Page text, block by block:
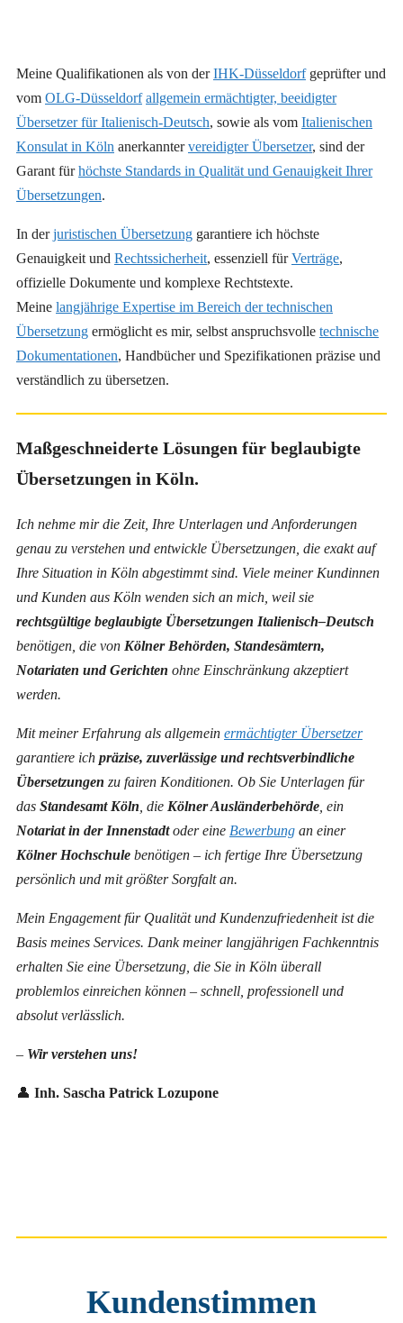
Meine Qualifikationen als von derIHK-Düsseldorfgeprüfter und
vom OLG-Düsseldorf allgemein ermächtigter, beeidigter
Übersetzer für Italienisch-Deutsch, sowie als vom Italienischen
Konsulat in Köln anerkanntervereidigter Übersetzer, sind der
Garant fürhöchste Standards in Qualität und Genauigkeit Ihrer
Übersetzungen.
In derjuristischen Übersetzung garantiere ich höchste
Genauigkeit und Rechtssicherheit, essenziell fürVerträge,
offizielle Dokumente und komplexe Rechtstexte.
Meine langjährige Expertise im Bereich der technischen
Übersetzung ermöglicht es mir, selbst anspruchsvolle technische
Dokumentationen, Handbücher und Spezifikationen präzise und
verständlich zu übersetzen.
Maßgeschneiderte Lösungen für beglaubigte
Übersetzungen in Köln.
Ich nehme mir die Zeit, Ihre Unterlagen und Anforderungen
genau zu verstehen und entwickle Übersetzungen, die exakt auf
Ihre Situation in Köln abgestimmt sind. Viele meiner Kundinnen
und Kunden aus Köln wenden sich an mich, weil sie
rechtsgültige beglaubigte Übersetzungen Italienisch–Deutsch
benötigen, die von Kölner Behörden, Standesämtern,
Notariaten und Gerichten ohne Einschränkung akzeptiert
werden.
Mit meiner Erfahrung als allgemein ermächtigter Übersetzer
garantiere ich präzise, zuverlässige und rechtsverbindliche
Übersetzungen zu fairen Konditionen. Ob Sie Unterlagen für
das Standesamt Köln , die Kölner Ausländerbehörde , ein
Notariat in der Innenstadtoder eine Bewerbung an einer
Kölner Hochschule benötigen – ich fertige Ihre Übersetzung
persönlich und mit größter Sorgfalt an.
Mein Engagement für Qualität und Kundenzufriedenheit ist die
Basis meines Services. Dank meiner langjährigen Fachkenntnis
erhalten Sie eine Übersetzung, die Sie in Köln überall
problemlos einreichen können – schnell, professionell und
absolut verlässlich.
– Wir verstehen uns!
👤 Inh. Sascha Patrick Lozupone
Kundenstimmen